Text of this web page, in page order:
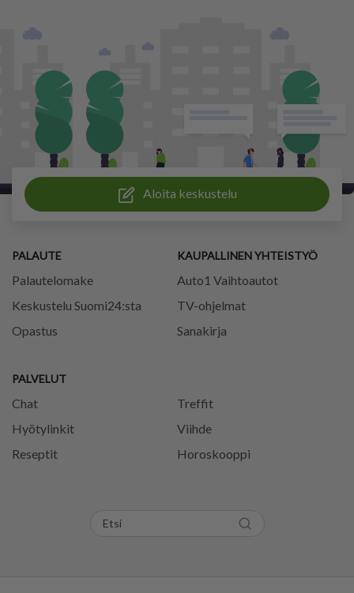
Aloita keskustelu
PALAUTE
Palautelomake
Keskustelu Suomi24:sta
Opastus
PALVELUT
Chat
Treffit
Hyötylinkit
Viihde
Reseptit
Horoskooppi
KAUPALLINEN YHTEISTYÖ
Auto1 Vaihtoautot
TV-ohjelmat
Sanakirja